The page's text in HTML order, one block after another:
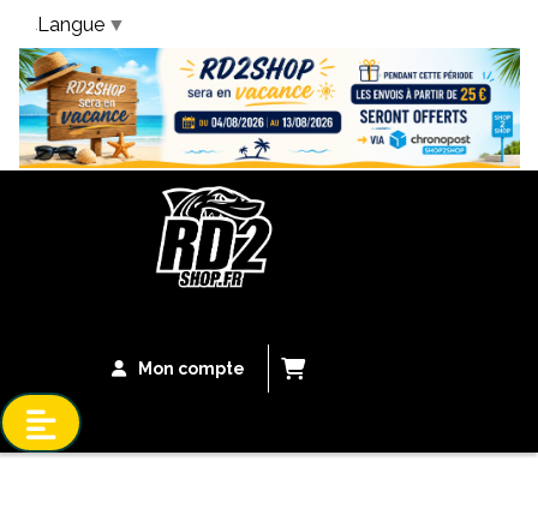
Bandeau Vacances
Mon compte
Langue ▼